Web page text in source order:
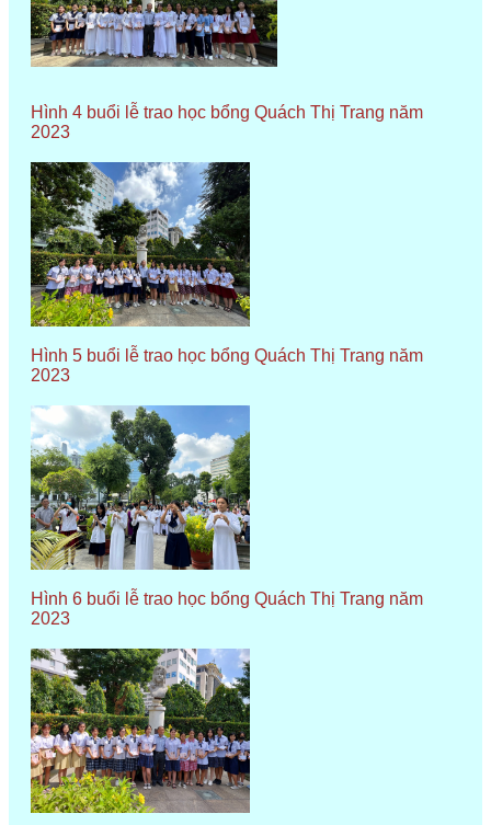
Hình 4 buổi lễ trao học bổng Quách Thị Trang năm
2023
Hình 5 buổi lễ trao học bổng Quách Thị Trang năm
2023
Hình 6 buổi lễ trao học bổng Quách Thị Trang năm
2023